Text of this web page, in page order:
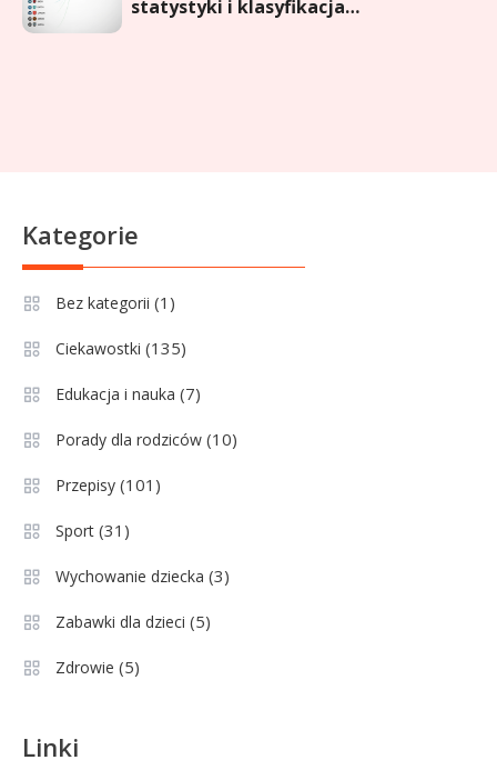
statystyki i klasyfikacja
6
historyczne dane
1 Wychowanie dziecka
Jak pomóc dziecku przygotować
dobre rozwiązanie dla
maturzysty?
Jagiellonia Białystok rankingi w
Kategorie
Bez kategorii (1)
Ciekawostki (135)
Edukacja i nauka (7)
Porady dla rodziców (10)
Przepisy (101)
Sport (31)
Wychowanie dziecka (3)
Zabawki dla dzieci (5)
Zdrowie (5)
Linki